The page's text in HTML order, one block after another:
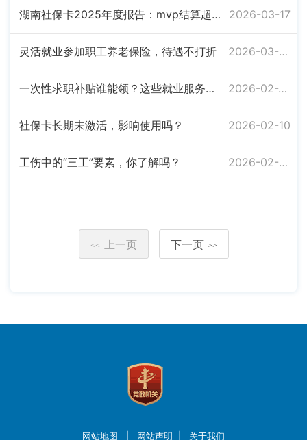
湖南社保卡2025年度报告：mvp结算超亮眼 2026-03-17
灵活就业参加职工养老保险，待遇不打折 2026-03-04
一次性求职补贴谁能领？这些就业服务别错过 2026-02-26
社保卡长期未激活，影响使用吗？ 2026-02-10
工伤中的“三工”要素，你了解吗？ 2026-02-02
<< 上一页 下一页 >>
网站地图 网站声明 关于我们